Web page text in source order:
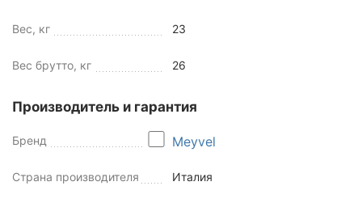
Вес, кг 23
Вес брутто, кг 26
Производитель и гарантия
Бренд Meyvel
Страна производителя Италия